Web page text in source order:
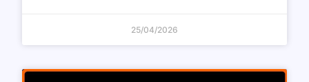
25/04/2026